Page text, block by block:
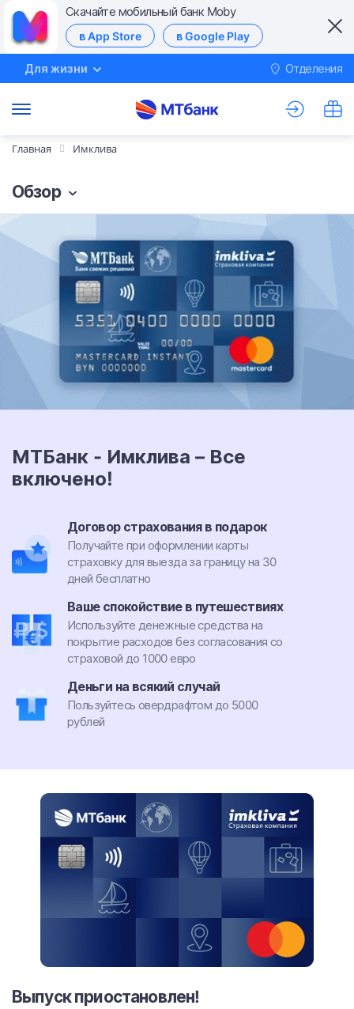
Скачайте мобильный банк Moby
в App Store в Google Play
Для жизни Отделения
Главная Имклива
МТБанк - Имклива – Все
включено!
Договор страхования в подарок
Получайте при оформлении карты
страховку для выезда за границу на 30
дней бесплатно
Ваше спокойствие в путешествиях
Используйте денежные средства на
покрытие расходов без согласования со
страховой до 1000 евро
Деньги на всякий случай
Пользуйтесь овердрафтом до 5000
рублей
Обзор
Выпуск приостановлен!